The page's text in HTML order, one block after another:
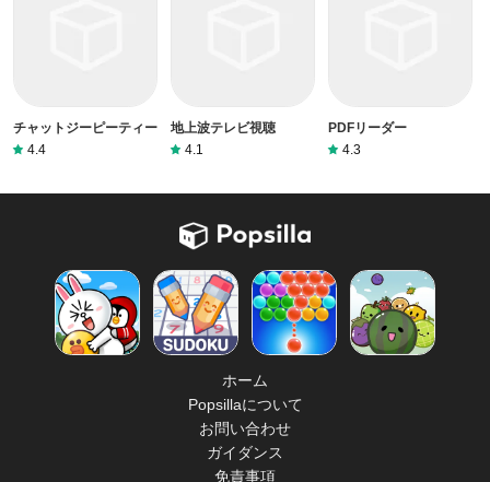
チャットジーピーティー
4.4
地上波テレビ視聴
4.1
PDFリーダー
4.3
ホーム
Popsillaについて
お問い合わせ
ガイダンス
免責事項